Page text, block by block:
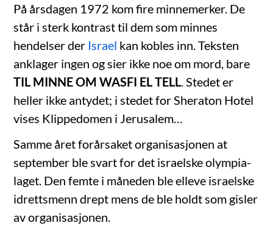
På årsdagen 1972 kom fire minnemerker. De
står i sterk kontrast til dem som minnes
hendelser der Israel kan kobles inn. Teksten
anklager ingen og sier ikke noe om mord, bare
TIL MINNE OM WASFI EL TELL. Stedet er
heller ikke antydet; i stedet for Sheraton Hotel
vises Klippedomen i Jerusalem…
Samme året forårsaket organisasjonen at
september ble svart for det israelske olympia-
laget. Den femte i måneden ble elleve israelske
idrettsmenn drept mens de ble holdt som gisler
av organisasjonen.